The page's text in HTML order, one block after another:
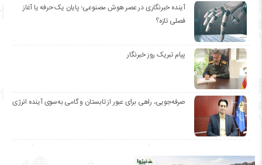
آینده خبرنگاری در عصر هوش مصنوعی؛ پایان یک حرفه یا آغاز
فصلی تازه؟
پیام تبریک روز خبرنگار
صرفه‌جویی، راهی برای عبور از تابستان و گامی به‌سوی آینده انرژی